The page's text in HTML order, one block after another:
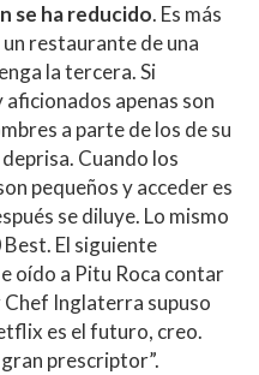
se ha reducido. Es más
restaurante de una
la tercera. Si
apenas son
a parte de los de su
Cuando los
pequeños y acceder es
se diluye. Lo mismo
El siguiente
oído a Pitu Roca contar
Inglaterra supuso
es el futuro, creo.
prescriptor”.